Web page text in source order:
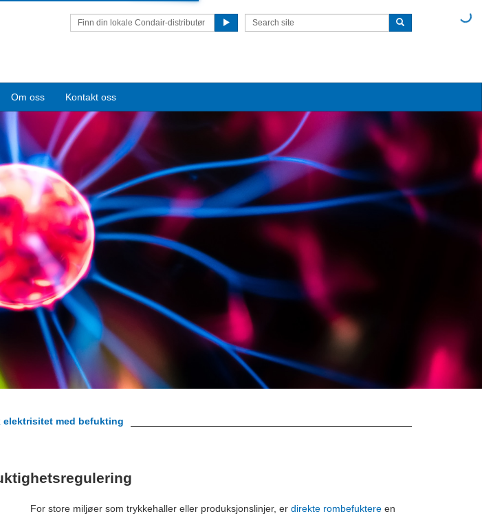
Finn din lokale Condair-distributør
Om oss Kontakt oss
elektrisitet med befukting
For store miljøer som trykkehaller eller produksjonslinjer, er direkte rombefuktere en